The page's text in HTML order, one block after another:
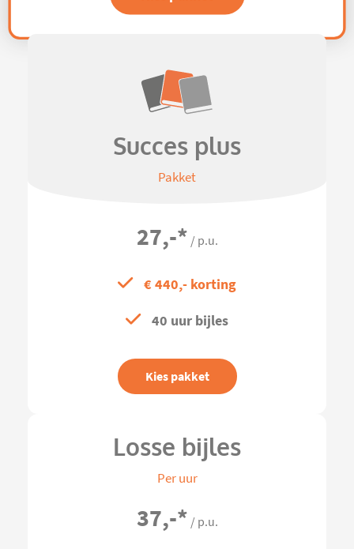
Succes plus
Pakket
27,-* / p.u.
€ 440,- korting
40 uur bijles
Kies pakket
Losse bijles
Per uur
37,-* / p.u.